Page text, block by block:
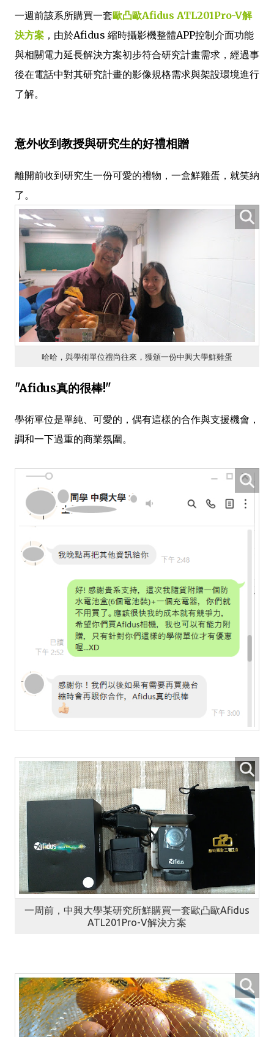
一週前該系所購買一套歐凸歐Afidus ATL201Pro-V解
決方案 ，由於Afidus 縮時攝影機整體APP控制介面功能
與相關電力延長解決方案初步符合研究計畫需求，經過事
後在電話中對其研究計畫的影像規格需求與架設環境進行
了解。
意外收到教授與研究生的好禮相贈
離開前收到研究生一份可愛的禮物，一盒鮮雞蛋，就笑納
了。
哈哈，與學術單位禮尚往來，獲頒一份中興大學鮮雞蛋
"Afidus真的很棒!"
學術單位是單純、可愛的，偶有這樣的合作與支援機會，
調和一下過重的商業氛圍。
一周前，中興大學某研究所鮮購買一套歐凸歐Afidus
ATL201Pro-V解決方案